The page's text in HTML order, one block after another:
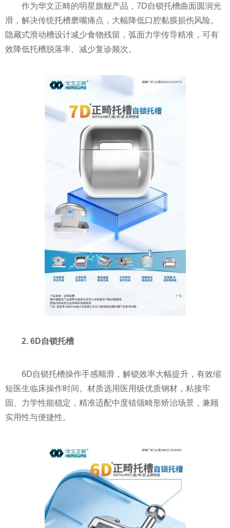
作为华文正畸的明星旗舰产品，7D自锁托槽曲面圆润光
滑，解决传统托槽磨嘴痛点，大幅降低口腔黏膜损伤风险。
隐藏式滑动槽设计减少食物残留，弧面力学传导精准，可有
效降低托槽脱落率、减少复诊频次。
2. 6D自锁托槽
6D自锁托槽操作手感顺滑，解锁效率大幅提升，有效缩
短医生临床操作时间。材质选用医用级优质钢材，粘接牢
固、力学性能稳定，精准适配中度错颌畸形矫治场景，兼顾
实用性与便捷性。